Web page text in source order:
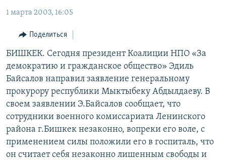
ТОҶИКӢ
TÜRKMENÇE
Все сайты РСЕ/РС
1 марта 2003, 16:05
Поделиться
БИШКЕК. Сегодня президент Коалиции НПО «За
демократию и гражданское общество» Эдиль
Байсалов направил заявление генеральному
прокурору республики Мыктыбеку Абдылдаеву. В
своем заявлении Э.Байсалов сообщает, что
сотрудники военного комиссариата Ленинского
района г.Бишкек незаконно, вопреки его воле, с
применением силы положили его в госпиталь, что
он считает себя незаконно лишенным свободы и